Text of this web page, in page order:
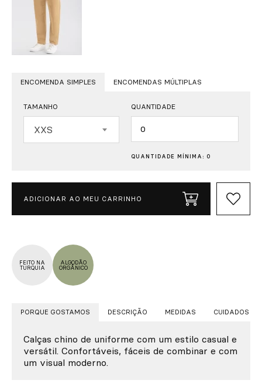
ENCOMENDA SIMPLES ENCOMENDAS MÚLTIPLAS
TAMANHO
XXS
QUANTIDADE
QUANTIDADE MÍNIMA: 0
ADICIONAR AO MEU CARRINHO
FEITO NA
TURQUIA
ALGODÃO
ORGÂNICO
PORQUE GOSTAMOS DESCRIÇÃO MEDIDAS CUIDADOS
Calças chino de uniforme com um estilo casual e
versátil. Confortáveis, fáceis de combinar e com
um visual moderno.